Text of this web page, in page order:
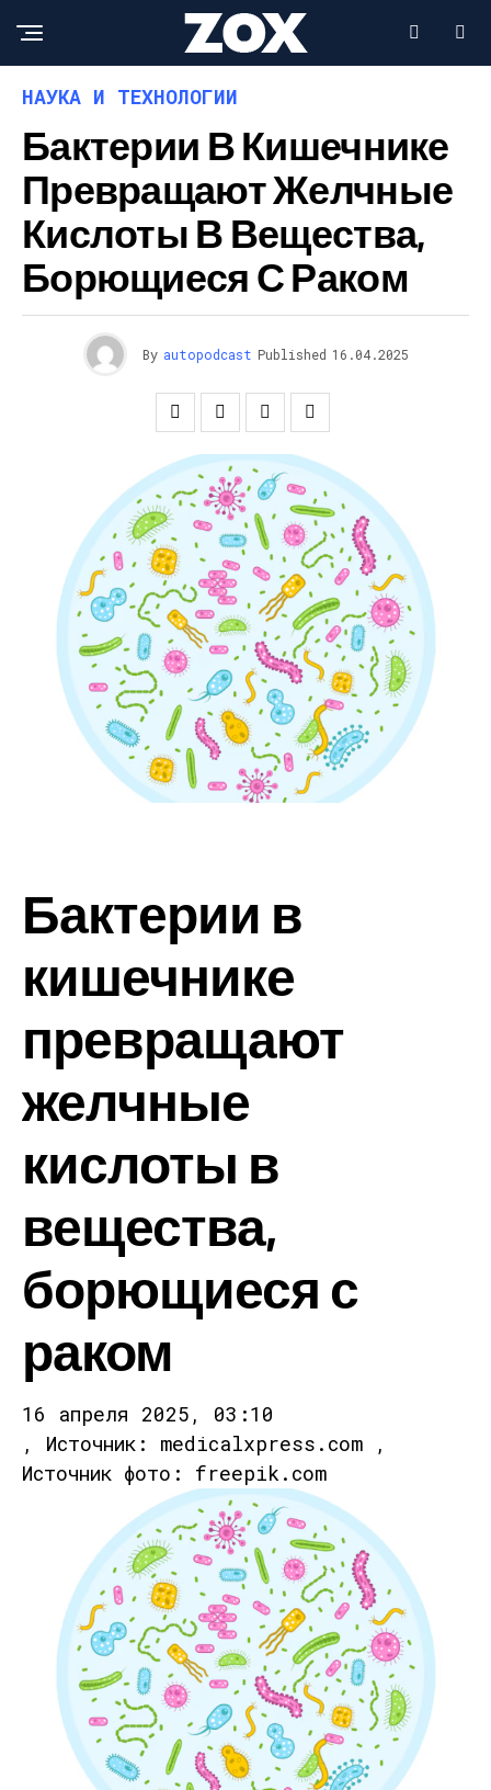
НАУКА И ТЕХНОЛОГИИ
Бактерии В Кишечнике
Превращают Желчные
Кислоты В Вещества,
Борющиеся С Раком
By autopodcast Published 16.04.2025
Бактерии в
кишечнике
превращают
желчные
кислоты в
вещества,
борющиеся с
раком
16 апреля 2025, 03:10
, Источник: medicalxpress.com ,
Источник фото: freepik.com